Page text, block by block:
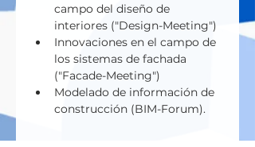
campo del diseño de
interiores ("Design-Meeting")
Innovaciones en el campo de
los sistemas de fachada
("Facade-Meeting")
Modelado de información de
construcción (BIM-Forum).